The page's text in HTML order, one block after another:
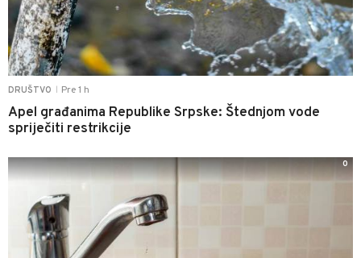
DRUŠTVO Pre 1 h
Apel građanima Republike Srpske: Štednjom vode
spriječiti restrikcije
0